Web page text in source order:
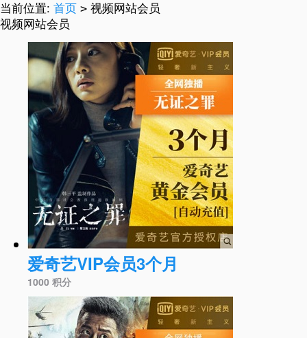
当前位置: 首页 > 视频网站会员
视频网站会员
爱奇艺VIP会员3个月
1000 积分